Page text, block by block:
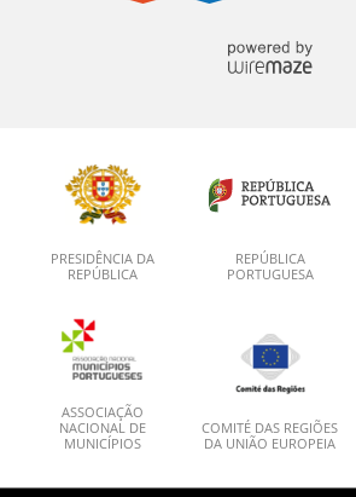
PRESIDÊNCIA DA
REPÚBLICA
REPÚBLICA
PORTUGUESA
ASSOCIAÇÃO
NACIONAL DE
MUNICÍPIOS
COMITÉ DAS REGIÕES
DA UNIÃO EUROPEIA